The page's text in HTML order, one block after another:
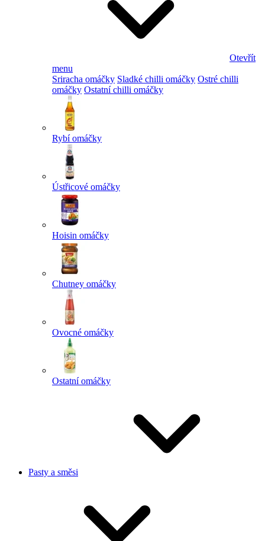
Otevřít
menu
Sriracha omáčky Sladké chilli omáčky Ostré chilli
omáčky Ostatní chilli omáčky
Rybí omáčky
Ústřicové omáčky
Hoisin omáčky
Chutney omáčky
Ovocné omáčky
Ostatní omáčky
Pasty a směsi